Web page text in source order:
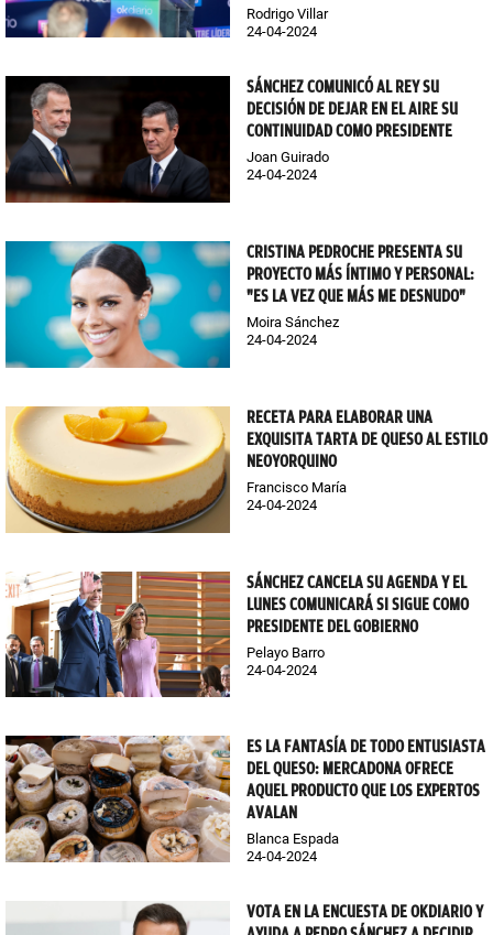
Rodrigo Villar
24-04-2024
SÁNCHEZ COMUNICÓ AL REY SU
DECISIÓN DE DEJAR EN EL AIRE SU
CONTINUIDAD COMO PRESIDENTE
Joan Guirado
24-04-2024
CRISTINA PEDROCHE PRESENTA SU
PROYECTO MÁS ÍNTIMO Y PERSONAL:
"ES LA VEZ QUE MÁS ME DESNUDO"
Moira Sánchez
24-04-2024
RECETA PARA ELABORAR UNA
EXQUISITA TARTA DE QUESO AL ESTILO
NEOYORQUINO
Francisco María
24-04-2024
SÁNCHEZ CANCELA SU AGENDA Y EL
LUNES COMUNICARÁ SI SIGUE COMO
PRESIDENTE DEL GOBIERNO
Pelayo Barro
24-04-2024
ES LA FANTASÍA DE TODO ENTUSIASTA
DEL QUESO: MERCADONA OFRECE
AQUEL PRODUCTO QUE LOS EXPERTOS
AVALAN
Blanca Espada
24-04-2024
VOTA EN LA ENCUESTA DE OKDIARIO Y